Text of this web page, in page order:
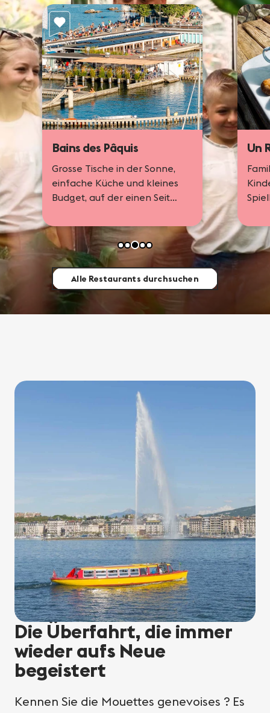
Crêpes für alle, Spielecken
und Kinderkino am
Wochenende: die Adresse
für Familien.
Bains des Pâquis
Grosse Tische in der Sonne,
einfache Küche und kleines
Budget, auf der einen Seite
anderen der...
Un
Alle Restaurants durchsuchen
Die Überfahrt, die immer
wieder aufs Neue
begeistert
Kennen Sie die Mouettes genevoises ? Es